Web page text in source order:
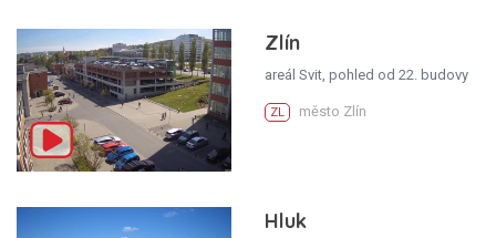
Zlín
areál Svit, pohled od 22. budovy
ZL město Zlín
Hluk